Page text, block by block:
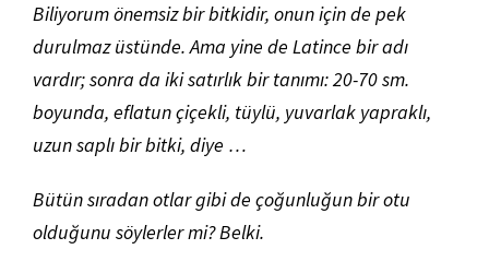
Biliyorum önemsiz bir bitkidir, onun için de pek
durulmaz üstünde. Ama yine de Latince bir adı
vardır; sonra da iki satırlık bir tanımı: 20-70 sm.
boyunda, eflatun çiçekli, tüylü, yuvarlak yapraklı,
uzun saplı bir bitki, diye …
Bütün sıradan otlar gibi de çoğunluğun bir otu
olduğunu söylerler mi? Belki.